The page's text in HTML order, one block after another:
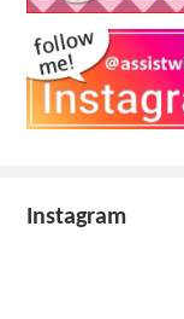
Instagram